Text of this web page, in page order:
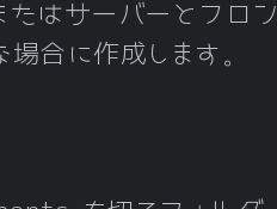
たはサーバーとフロ
合に作成します。